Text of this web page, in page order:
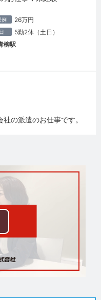
例 26万円
5勤2休（土日）
柳駅
の派遣のお仕事です。